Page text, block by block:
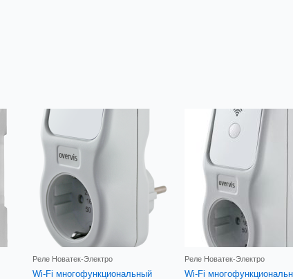
Реле Новатек-Электро
Wi-Fi многофункциональный
Реле Новатек-Электро
Wi-Fi